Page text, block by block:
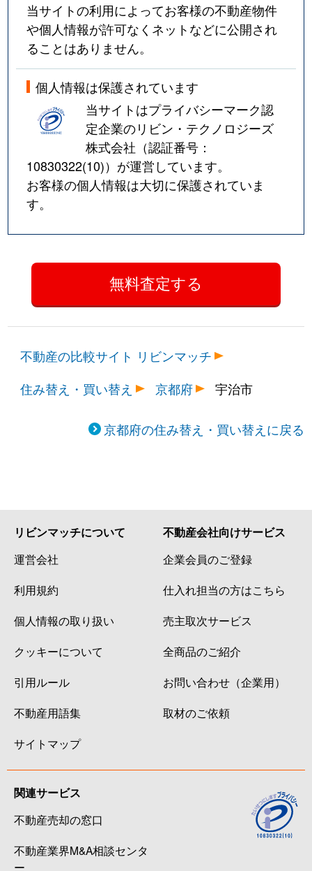
当サイトの利用によってお客様の不動産物件
や個人情報が許可なくネットなどに公開され
ることはありません。
個人情報は保護されています
当サイトはプライバシーマーク認
定企業のリビン・テクノロジーズ
株式会社（認証番号：
10830322(10)）が運営しています。
お客様の個人情報は大切に保護されていま
す。
不動産の比較サイト リビンマッチ
住み替え・買い替え
京都府 宇治市
京都府の住み替え・買い替えに戻る
リビンマッチについて
運営会社
利用規約
個人情報の取り扱い
クッキーについて
引用ルール
不動産用語集
サイトマップ
不動産会社向けサービス
企業会員のご登録
仕入れ担当の方はこちら
売主取次サービス
全商品のご紹介
お問い合わせ（企業用）
取材のご依頼
関連サービス
不動産売却の窓口
不動産業界M&A相談センタ
ー